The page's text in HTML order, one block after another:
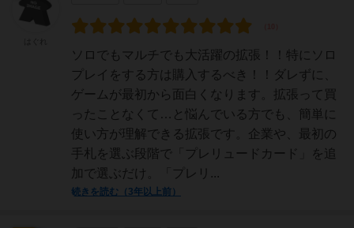
ソロでもマルチでも大活躍の拡張！！特にソロ
プレイをする方は購入するべき！！ダレずに、
ゲームが最初から面白くなります。拡張って買
ったことなくて…と悩んでいる方でも、簡単に
使い方が理解できる拡張です。企業や、最初の
手札を選ぶ段階で「プレリュードカード」を追
加で選ぶだけ。「プレリ...
続きを読む（3年以上前）